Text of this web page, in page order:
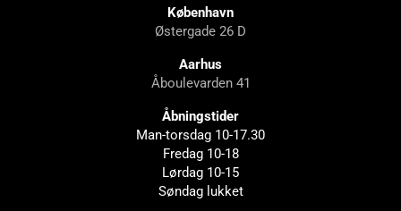
København
Østergade 26 D
Aarhus
Åboulevarden 41
Åbningstider
Man-torsdag 10-17.30
Fredag 10-18
Lørdag 10-15
Søndag lukket